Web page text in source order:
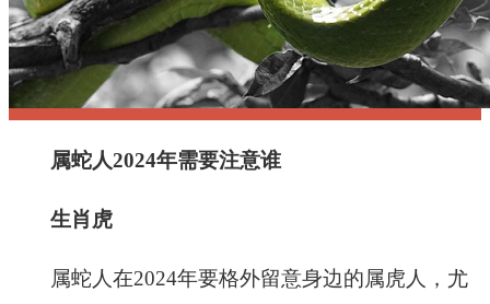
属蛇人2024年需要注意谁
生肖虎
属蛇人在2024年要格外留意身边的属虎人，尤